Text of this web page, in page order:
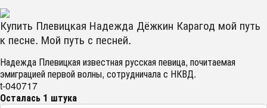
Купить Плевицкая Надежда Дёжкин Карагод мой путь
к песне. Мой путь с песней.
Надежда Плевицкая известная русская певица, почитаемая
эмиграцией первой волны, сотрудничала с НКВД.
t-040717
Осталась 1 штука